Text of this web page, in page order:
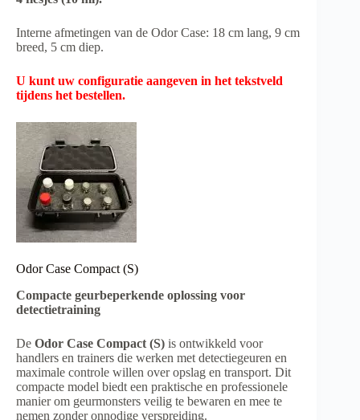
Interne afmetingen van de Odor Case: 18 cm lang, 9 cm
breed, 5 cm diep.
U kunt uw configuratie aangeven in het tekstveld
tijdens het bestellen.
Odor Case Compact (S)
Compacte geurbeperkende oplossing voor
detectietraining
De Odor Case Compact (S) is ontwikkeld voor
handlers en trainers die werken met detectiegeuren en
maximale controle willen over opslag en transport. Dit
compacte model biedt een praktische en professionele
manier om geurmonsters veilig te bewaren en mee te
nemen zonder onnodige verspreiding.